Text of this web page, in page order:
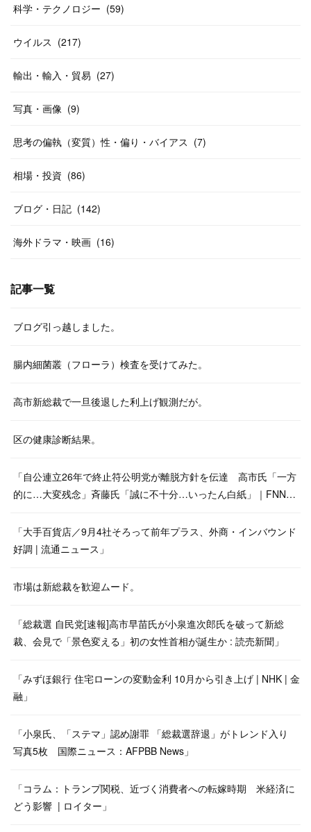
科学・テクノロジー (59)
ウイルス (217)
輸出・輸入・貿易 (27)
写真・画像 (9)
思考の偏執（変質）性・偏り・バイアス (7)
相場・投資 (86)
ブログ・日記 (142)
海外ドラマ・映画 (16)
記事一覧
ブログ引っ越しました。
腸内細菌叢（フローラ）検査を受けてみた。
高市新総裁で一旦後退した利上げ観測だが。
区の健康診断結果。
「自公連立26年で終止符公明党が離脱方針を伝達 高市氏「一方
的に…大変残念」斉藤氏「誠に不十分…いったん白紙」｜FNN…
「大手百貨店／9月4社そろって前年プラス、外商・インバウンド
好調 | 流通ニュース」
市場は新総裁を歓迎ムード。
「総裁選 自民党[速報]高市早苗氏が小泉進次郎氏を破って新総
裁、会見で「景色変える」初の女性首相が誕生か : 読売新聞」
「みずほ銀行 住宅ローンの変動金利 10月から引き上げ | NHK | 金
融」
「小泉氏、「ステマ」認め謝罪 「総裁選辞退」がトレンド入り
写真5枚 国際ニュース：AFPBB News」
「コラム：トランプ関税、近づく消費者への転嫁時期 米経済に
どう影響 | ロイター」